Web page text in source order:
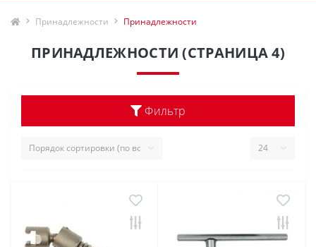
Принадлежности Принадлежности
ПРИНАДЛЕЖНОСТИ (СТРАНИЦА 4)
Фильтр